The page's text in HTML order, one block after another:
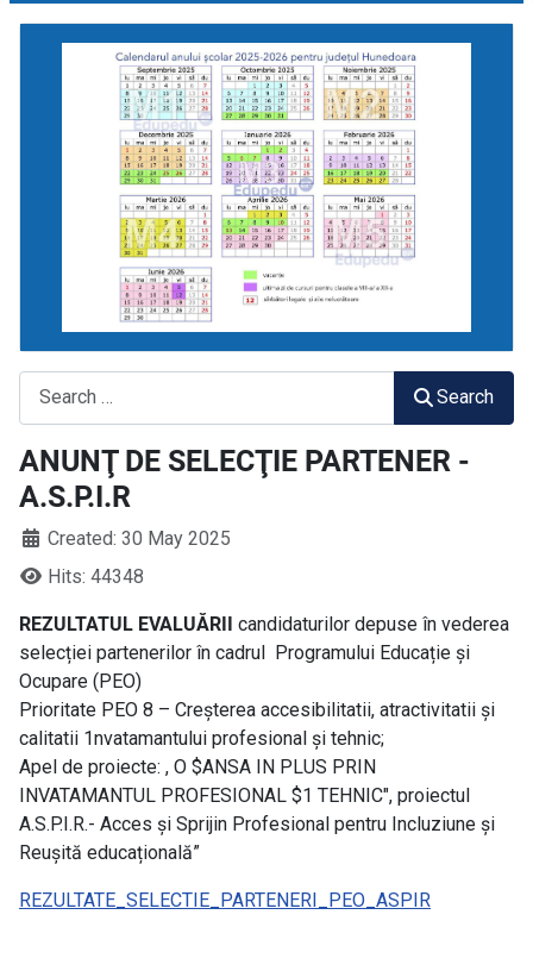
Search
ANUNŢ DE SELECŢIE PARTENER -
A.S.P.I.R
Created: 30 May 2025
Hits: 44348
REZULTATUL EVALUĂRII candidaturilor depuse în vederea
selecției partenerilor în cadrul Programului Educație și
Ocupare (PEO)
Prioritate PEO 8 – Creșterea accesibilitatii, atractivitatii și
calitatii 1nvatamantului profesional și tehnic;
Apel de proiecte: , O $ANSA IN PLUS PRIN
INVATAMANTUL PROFESIONAL $1 TEHNIC", proiectul
A.S.P.I.R.- Acces și Sprijin Profesional pentru Incluziune și
Reușită educațională”
REZULTATE_SELECTIE_PARTENERI_PEO_ASPIR